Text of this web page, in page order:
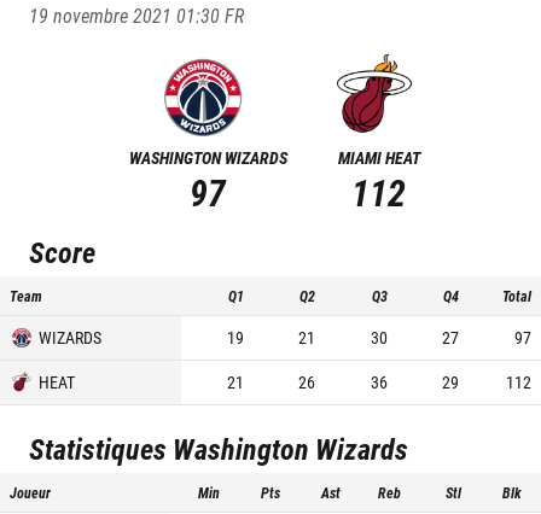
19 novembre 2021 01:30FR
WASHINGTON WIZARDS
97
MIAMI HEAT
112
Score
Team Q1 Q2 Q3 Q4 Total
WIZARDS 19 21 30 27
97
HEAT
21 26 36 29 112
Statistiques Washington Wizards
Joueur Min Pts Ast Reb Stl Blk